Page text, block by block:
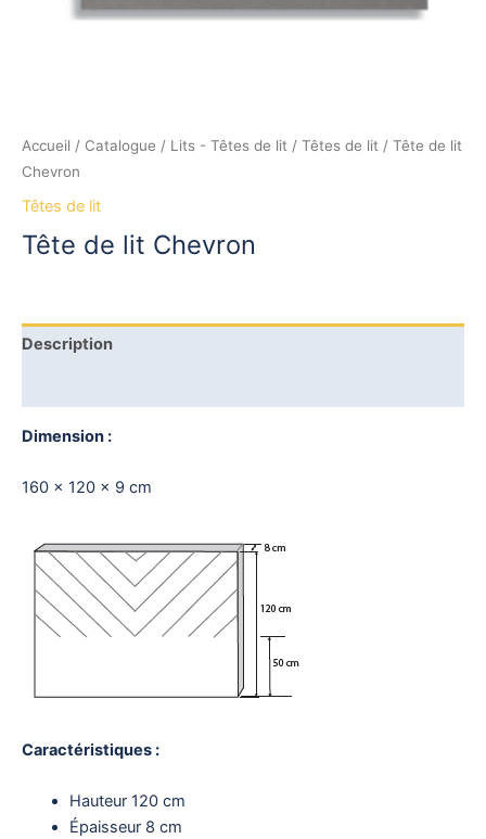
Accueil / Catalogue / Lits - Têtes de lit / Têtes de lit / Tête de lit
Chevron
Têtes de lit
Tête de lit Chevron
Description
Dimension :
160 x 120 x 9 cm
Caractéristiques :
Hauteur 120 cm
Épaisseur 8 cm